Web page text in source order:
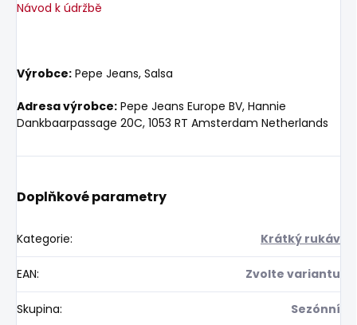
Návod k údržbě
Výrobce: Pepe Jeans, Salsa
Adresa výrobce: Pepe Jeans Europe BV, Hannie
Dankbaarpassage 20C, 1053 RT Amsterdam Netherlands
Doplňkové parametry
Kategorie: Krátký rukáv
EAN: Zvolte variantu
Skupina: Sezónní